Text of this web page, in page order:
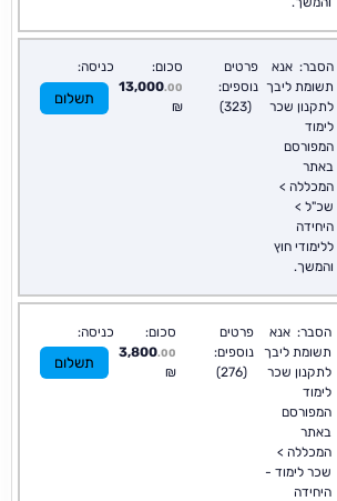
הסבר: אנא
תשומת ליבך
לתקנון שכר
לימוד
המפורסם
באתר
המכללה >
שכ"ל >
היחידה
ללימודי חוץ
והמשך.
פרטים
נוספים:
(323)
סכום:
13,000.00
₪
כניסה:
תשלום
הסבר: אנא
תשומת ליבך
לתקנון שכר
לימוד
המפורסם
באתר
המכללה >
שכר לימוד -
היחידה
פרטים
נוספים:
(276)
סכום:
3,800.00
₪
כניסה:
תשלום